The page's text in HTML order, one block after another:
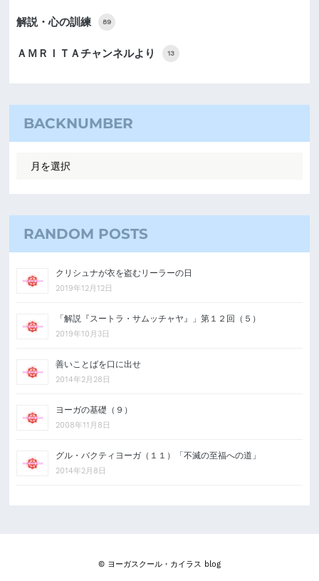
解説・心の訓練 89
ＡＭＲＩＴＡチャンネルより 13
BACKNUMBER
RANDOM POSTS
クリシュナが衣を盗むリーラーの日
2019年12月12日
「解説『スートラ・サムッチャヤ』」第１２回（５）
2019年10月3日
善いことばを口に出せ
2014年2月28日
ヨーガの基礎（９）
2008年11月8日
グル・バクティヨーガ（１１）「不滅の至福への道」
2014年2月8日
© ヨーガスクール・カイラス blog